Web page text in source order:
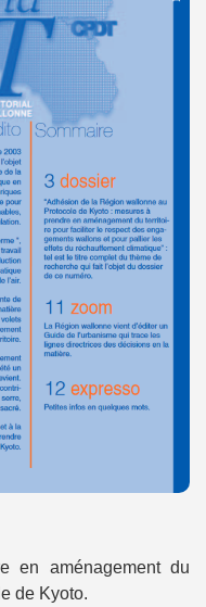
en aménagement du
de Kyoto.